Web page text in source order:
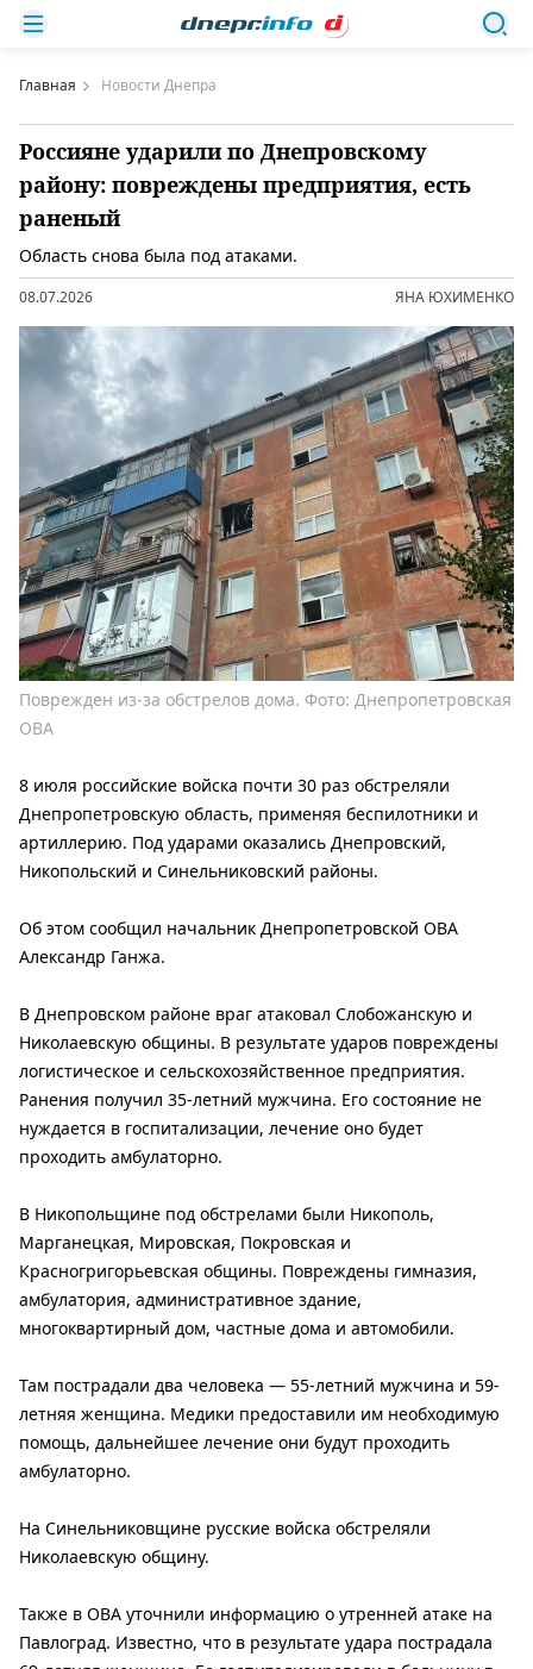
Главная Новости Днепра
Россияне ударили по Днепровскому
району: повреждены предприятия, есть
раненый
Область снова была под атаками.
08.07.2026 ЯНА ЮХИМЕНКО
Поврежден из-за обстрелов дома. Фото: Днепропетровская
ОВА
8 июля российские войска почти 30 раз обстреляли
Днепропетровскую область, применяя беспилотники и
артиллерию. Под ударами оказались Днепровский,
Никопольский и Синельниковский районы.
Об этом сообщил начальник Днепропетровской ОВА
Александр Ганжа.
В Днепровском районе враг атаковал Слобожанскую и
Николаевскую общины. В результате ударов повреждены
логистическое и сельскохозяйственное предприятия.
Ранения получил 35-летний мужчина. Его состояние не
нуждается в госпитализации, лечение оно будет
проходить амбулаторно.
В Никопольщине под обстрелами были Никополь,
Марганецкая, Мировская, Покровская и
Красногригорьевская общины. Повреждены гимназия,
амбулатория, административное здание,
многоквартирный дом, частные дома и автомобили.
Там пострадали два человека — 55-летний мужчина и 59-
летняя женщина. Медики предоставили им необходимую
помощь, дальнейшее лечение они будут проходить
амбулаторно.
На Синельниковщине русские войска обстреляли
Николаевскую общину.
Также в ОВА уточнили информацию о утренней атаке на
Павлоград. Известно, что в результате удара пострадала